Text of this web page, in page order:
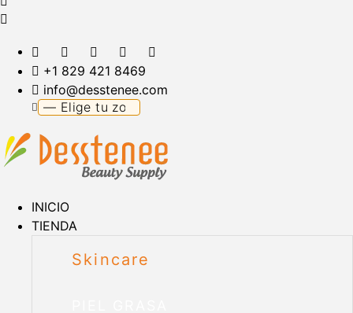
+1 829 421 8469
info@desstenee.com
INICIO
TIENDA
Skincare